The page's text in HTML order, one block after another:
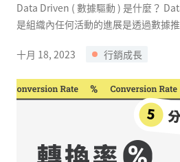
Data Driven ( 數據驅動 ) 是什麼？
是組織內任何活動的進展是透過數據
十月 18, 2023
行銷成長